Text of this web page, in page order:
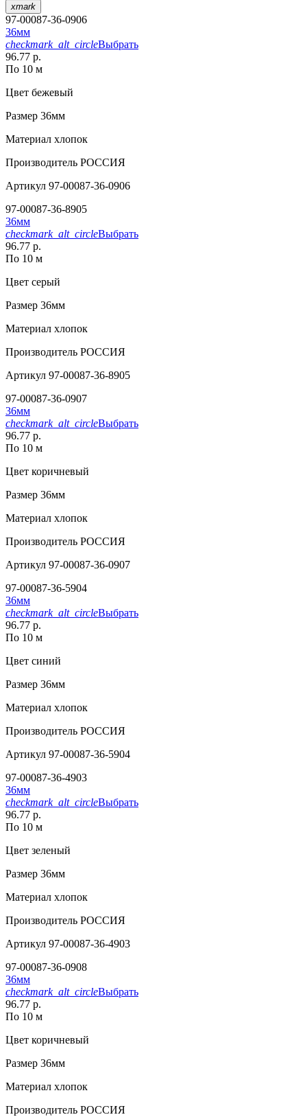
xmark
97-00087-36-0906
36мм
checkmark_alt_circleВыбрать
96.77 р.
По 10 м
Цвет бежевый
Размер 36мм
Материал хлопок
Производитель РОССИЯ
Артикул 97-00087-36-0906
97-00087-36-8905
36мм
checkmark_alt_circleВыбрать
96.77 р.
По 10 м
Цвет серый
Размер 36мм
Материал хлопок
Производитель РОССИЯ
Артикул 97-00087-36-8905
97-00087-36-0907
36мм
checkmark_alt_circleВыбрать
96.77 р.
По 10 м
Цвет коричневый
Размер 36мм
Материал хлопок
Производитель РОССИЯ
Артикул 97-00087-36-0907
97-00087-36-5904
36мм
checkmark_alt_circleВыбрать
96.77 р.
По 10 м
Цвет синий
Размер 36мм
Материал хлопок
Производитель РОССИЯ
Артикул 97-00087-36-5904
97-00087-36-4903
36мм
checkmark_alt_circleВыбрать
96.77 р.
По 10 м
Цвет зеленый
Размер 36мм
Материал хлопок
Производитель РОССИЯ
Артикул 97-00087-36-4903
97-00087-36-0908
36мм
checkmark_alt_circleВыбрать
96.77 р.
По 10 м
Цвет коричневый
Размер 36мм
Материал хлопок
Производитель РОССИЯ